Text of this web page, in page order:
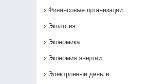
Финансовые организации
Экология
Экономика
Экономия энергии
Электронные деньги